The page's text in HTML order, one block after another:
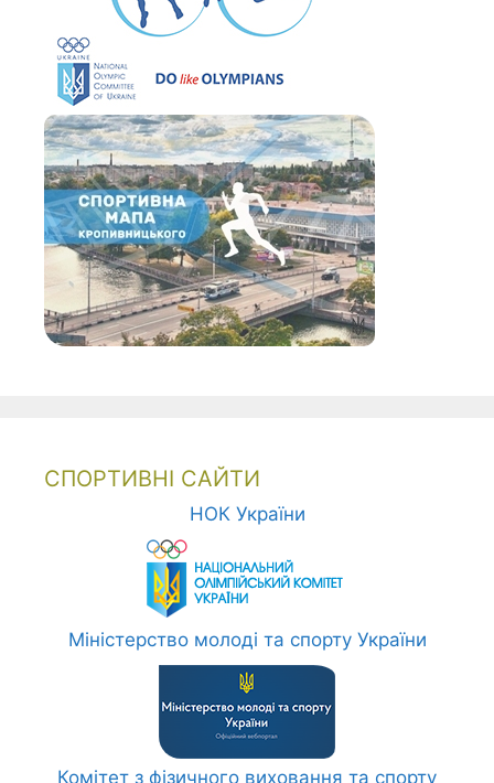
СПОРТИВНІ САЙТИ
НОК України
Міністерство молоді та спорту України
Комітет з фізичного виховання та спорту